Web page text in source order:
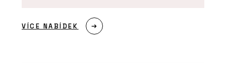
VÍCE NABÍDEK